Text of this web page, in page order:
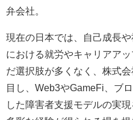
弁会社。
現在の日本では、自己成長
における就労やキャリアア
だ選択肢が多くなく、株式
目し、Web3やGameFi、ブ
した障害者支援モデルの実